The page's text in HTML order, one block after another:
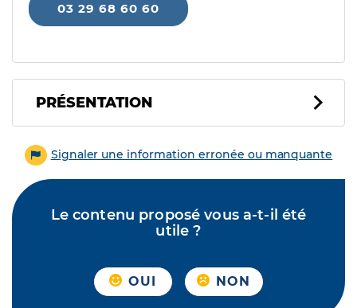
03 29 68 60 60
PRÉSENTATION
Signaler une information erronée ou manquante
Le contenu proposé vous a-t-il été
utile ?
OUI NON